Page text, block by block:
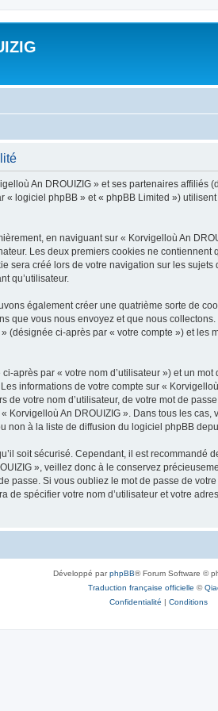
An DROUIZIG » et ses partenaires affiliés
logiciel phpBB » et « phpBB Limited »)
en naviguant sur « Korvigelloù An
Les deux premiers cookies ne
créé lors de votre navigation sur les
qu’utilisateur.
également créer une quatrième sorte de
que vous nous envoyez et que nous
(désignée ci-après par « votre compte ») et
après par « votre nom d’utilisateur ») et un
informations de votre compte sur «
votre nom d’utilisateur, de votre mot de
An DROUIZIG ». Dans tous les
à la liste de diffusion du logiciel phpBB
soit sécurisé. Cependant, il est
», veillez donc à le conservez
passe. Si vous oubliez le mot de passe de
de spécifier votre nom d’utilisateur et votre
Développé parphpBB® Forum Software ©
Traduction française officielle ©
Confidentialité | Conditions